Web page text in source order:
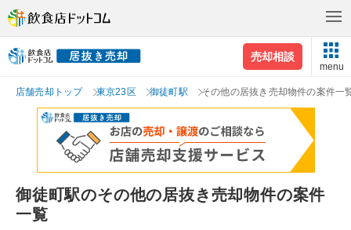
売却相談
menu
店舗売却トップ 東京23区 御徒町駅 その他の居抜き売却物件の案件一
御徒町駅のその他の居抜き売却物件の案件
一覧